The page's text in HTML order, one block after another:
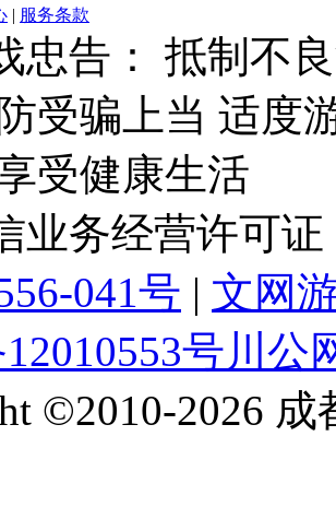
| 服务条款
忠告： 抵制不
受骗上当 适度
受健康生活
业务经营许可证
041号 | 文网
号川公
©2010-2026